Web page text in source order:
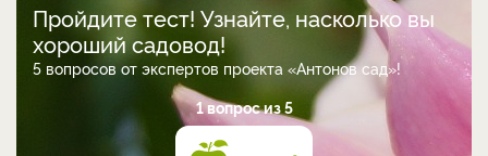
Пройдите тест! Узнайте, насколько вы
хороший садовод!
5 вопросов от экспертов проекта «Антонов сад»!
1 вопрос из 5